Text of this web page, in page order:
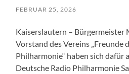
FEBRUAR 25, 2026
Kaiserslautern – Bürgermeister
Vorstand des Vereins „Freunde
Philharmonie“ haben sich dafür
Deutsche Radio Philharmonie